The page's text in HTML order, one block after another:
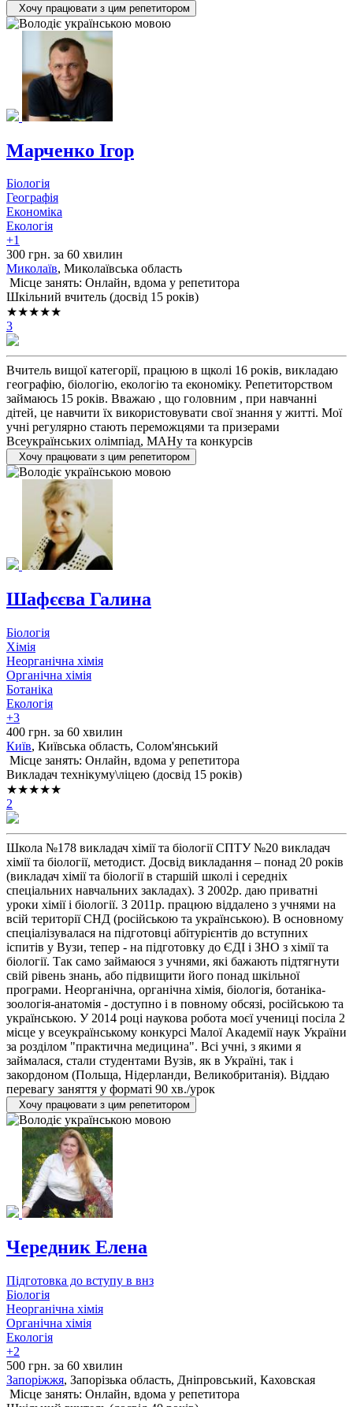
Хочу працювати з цим репетитором
Марченко Ігор
Біологія
Географія
Економіка
Екологія
+1
300 грн. за 60 хвилин
Миколаїв, Миколаївська область
Місце занять: Онлайн, вдома у репетитора
Шкільний вчитель (досвід 15 років)
★★★★★
3
Вчитель вищої категорії, працюю в щколі 16 років, викладаю
географію, біологію, екологію та економіку. Репетиторством
займаюсь 15 років. Вважаю , що головним , при навчанні
дітей, це навчити їх використовувати свої знання у житті. Мої
учні регулярно стають переможцями та призерами
Всеукраїнських олімпіад, МАНу та конкурсів
Хочу працювати з цим репетитором
Шафєєва Галина
Біологія
Хімія
Неорганічна хімія
Органічна хімія
Ботаніка
Екологія
+3
400 грн. за 60 хвилин
Київ, Київська область, Солом'янський
Місце занять: Онлайн, вдома у репетитора
Викладач технікуму\ліцею (досвід 15 років)
★★★★★
2
Школа №178 викладач хімії та біології СПТУ №20 викладач
хімії та біології, методист. Досвід викладання – понад 20 років
(викладач хімії та біології в старшій школі і середніх
спеціальних навчальних закладах). З 2002р. даю приватні
уроки хімії і біології. З 2011р. працюю віддалено з учнями на
всій території СНД (російською та українською). В основному
спеціалізувалася на підготовці абітурієнтів до вступних
іспитів у Вузи, тепер - на підготовку до ЄДІ і ЗНО з хімії та
біології. Так само займаюся з учнями, які бажають підтягнути
свій рівень знань, або підвищити його понад шкільної
програми. Неорганічна, органічна хімія, біологія, ботаніка-
зоологія-анатомія - доступно і в повному обсязі, російською та
українською. У 2014 році наукова робота моєї учениці посіла 2
місце у всеукраїнському конкурсі Малої Академії наук України
за розділом "практична медицина". Всі учні, з якими я
займалася, стали студентами Вузів, як в Україні, так і
закордоном (Польща, Нідерланди, Великобританія). Віддаю
перевагу заняття у форматі 90 хв./урок
Хочу працювати з цим репетитором
Чередник Елена
Підготовка до вступу в внз
Біологія
Неорганічна хімія
Органічна хімія
Екологія
+2
500 грн. за 60 хвилин
Запоріжжя, Запорізька область, Дніпровський, Каховская
Місце занять: Онлайн, вдома у репетитора